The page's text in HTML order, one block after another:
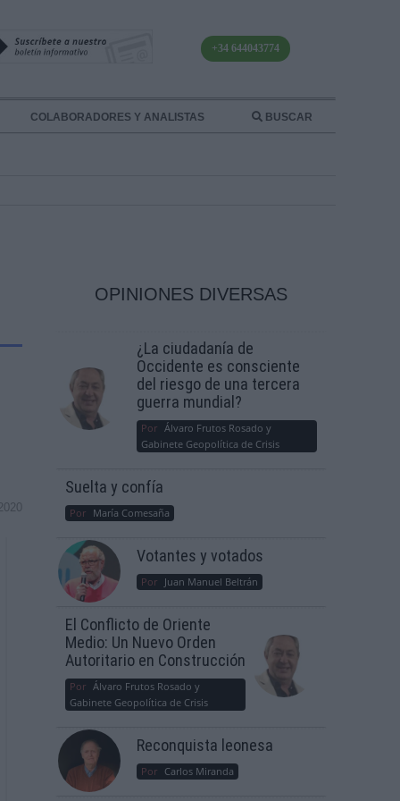
+34 644043774
COLABORADORES Y ANALISTAS BUSCAR
OPINIONES DIVERSAS
¿La ciudadanía de
Occidente es consciente
del riesgo de una tercera
guerra mundial?
Por Álvaro Frutos Rosado y
Gabinete Geopolítica de Crisis
Suelta y confía
Por María Comesaña
Votantes y votados
Por Juan Manuel Beltrán
El Conflicto de Oriente
Medio: Un Nuevo Orden
Autoritario en Construcción
Por Álvaro Frutos Rosado y
Gabinete Geopolítica de Crisis
Reconquista leonesa
Por Carlos Miranda